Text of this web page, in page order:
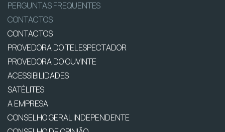
PERGUNTAS FREQUENTES
CONTACTOS
CONTACTOS
PROVEDORA DO TELESPECTADOR
PROVEDORA DO OUVINTE
ACESSIBILIDADES
SATÉLITES
A EMPRESA
CONSELHO GERAL INDEPENDENTE